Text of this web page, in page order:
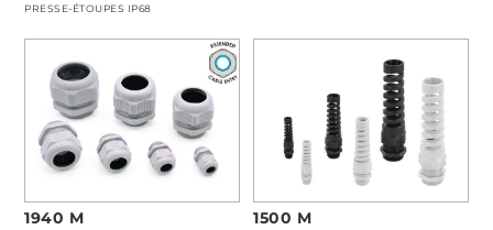
PRESSE-ÉTOUPES IP68
1940 M 1500 M